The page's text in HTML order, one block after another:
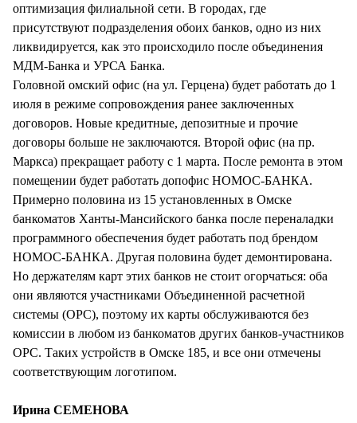
оптимизация филиальной сети. В городах, где
присутствуют подразделения обоих банков, одно из них
ликвидируется, как это происходило после объединения
МДМ-Банка и УРСА Банка.
Головной омский офис (на ул. Герцена) будет работать до 1
июля в режиме сопровождения ранее заключенных
договоров. Новые кредитные, депозитные и прочие
договоры больше не заключаются. Второй офис (на пр.
Маркса) прекращает работу с 1 марта. После ремонта в этом
помещении будет работать допофис НОМОС-БАНКА.
Примерно половина из 15 установленных в Омске
банкоматов Ханты-Мансийского банка после переналадки
программного обеспечения будет работать под брендом
НОМОС-БАНКА. Другая половина будет демонтирована.
Но держателям карт этих банков не стоит огорчаться: оба
они являются участниками Объединенной расчетной
системы (ОРС), поэтому их карты обслуживаются без
комиссии в любом из банкоматов других банков-участников
ОРС. Таких устройств в Омске 185, и все они отмечены
соответствующим логотипом.
Ирина СЕМЕНОВА